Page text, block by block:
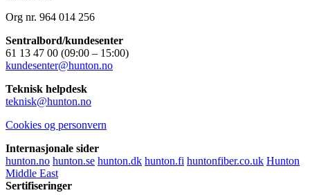
Org nr. 964 014 256
Sentralbord/kundesenter
61 13 47 00 (09:00 – 15:00)
kundesenter@hunton.no
Teknisk helpdesk
teknisk@hunton.no
Cookies og personvern
Internasjonale sider
hunton.no hunton.se hunton.dk hunton.fi huntonfiber.co.uk Hunton
Middle East
Sertifiseringer